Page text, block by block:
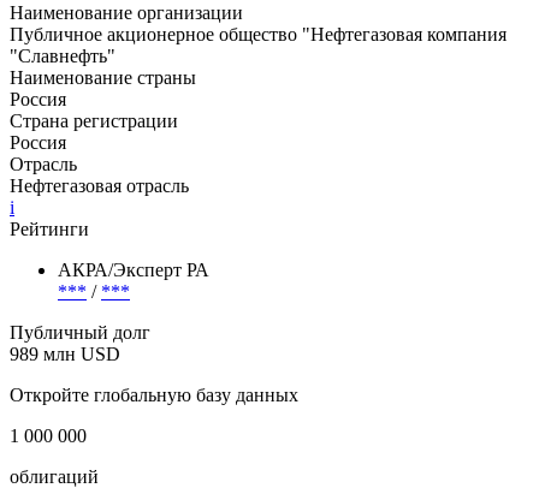
Наименование организации
Публичное акционерное общество "Нефтегазовая компания
"Славнефть"
Наименование страны
Россия
Страна регистрации
Россия
Отрасль
Нефтегазовая отрасль
i
Рейтинги
АКРА/Эксперт РА
*** / ***
Публичный долг
989 млн USD
Откройте глобальную базу данных
1 000 000
облигаций